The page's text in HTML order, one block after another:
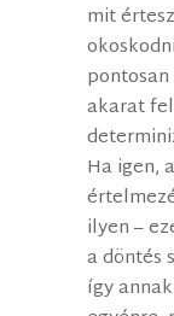
mit
akarat
Ha igen,
ilyen –
a döntés
így